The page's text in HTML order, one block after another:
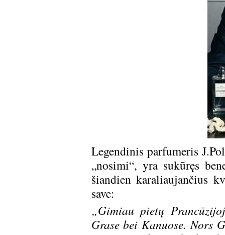
Legendinis parfumeris
„nosimi“, yra sukūręs
šiandien karaliaujančius
save:
„Gimiau pietų
Grase bei Kanuose. Nors